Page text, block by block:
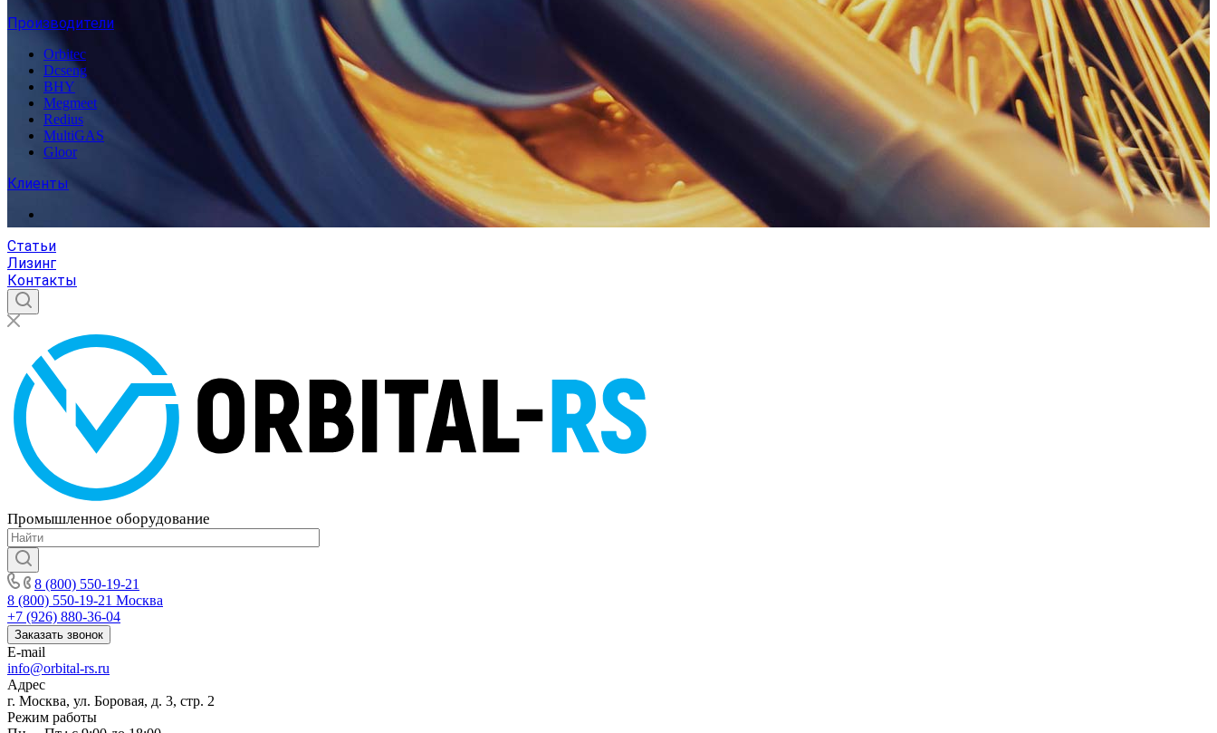
Производители
Orbitec
Dcseng
BHY
Megmeet
Redius
MultiGAS
Gloor
Клиенты
Статьи
Лизинг
Контакты
Промышленное оборудование
8 (800) 550-19-21
8 (800) 550-19-21 Москва
+7 (926) 880-36-04
Заказать звонок
E-mail
info@orbital-rs.ru
Адрес
г. Москва, ул. Боровая, д. 3, стр. 2
Режим работы